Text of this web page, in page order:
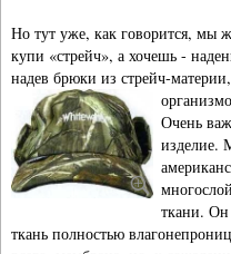
Но тут уже, как говорится, мы
купи «стрейч», а хочешь -
надев брюки из стрейч-
Очень
изделие.
ткани. Он
ткань полностью